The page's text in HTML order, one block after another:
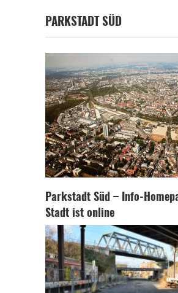
PARKSTADT SÜD
Parkstadt Süd – Info-
Stadt ist online